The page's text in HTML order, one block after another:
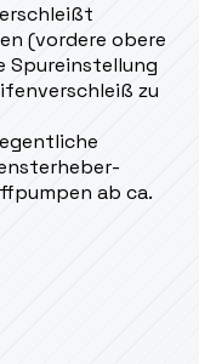
(vordere obere
Spureinstellung
zu
ab ca.